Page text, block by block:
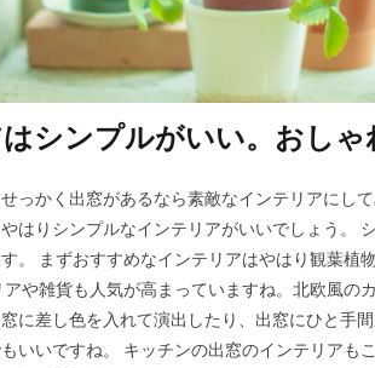
シンプルがいい。おしゃ
っかく出窓があるなら素敵なインテリアにし
はりシンプルなインテリアがいいでしょう。
。 まずおすすめなインテリアはやはり観葉植
や雑貨も人気が高まっていますね。北欧風の
に差し色を入れて演出したり、出窓にひと手
いいですね。 キッチンの出窓のインテリアも